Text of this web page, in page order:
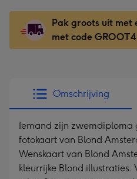
130
x
130
mm
-
Dimensions:
167
mm
-
€6,49
-
indruk
-
Dimensions:
240
x
240
Pak groots uit met
met code GROOT4
Omschrijving
Iemand zijn zwemdiploma
fotokaart van Blond
Wenskaart van Blond
kleurrijke Blond illustraties.